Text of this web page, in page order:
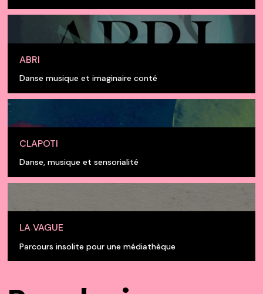
ABRI
Danse musique et imaginaire conté
CLAPOTI
Danse, musique et sensorialité
LA VAGUE
Parcours insolite pour une médiathèque